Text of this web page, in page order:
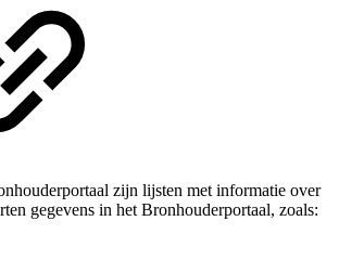
zijn lijsten met informatie over
gegevens in het Bronhouderportaal, zoals: